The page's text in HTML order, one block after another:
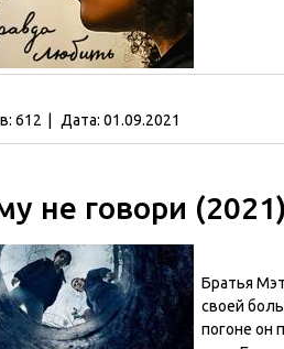
612 Дата: 01.09.2021
не говори (2021)
Братья
своей
погоне он